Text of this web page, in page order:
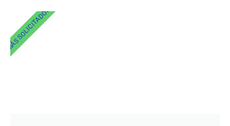
MÁS SOLICITADOS